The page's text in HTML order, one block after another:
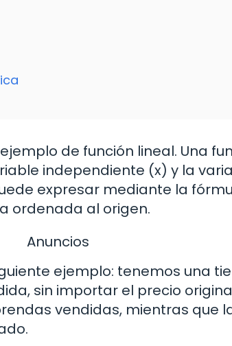
de función lineal. Una
independiente (x) y la
expresar mediante la
ordenada al origen.
Anuncios
ejemplo: tenemos una
sin importar el precio
vendidas, mientras que